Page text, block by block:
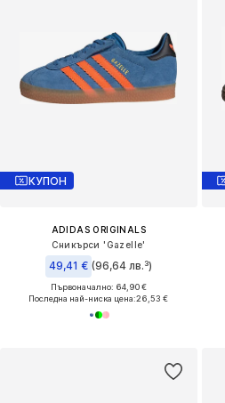
КУПОН
ADIDAS ORIGINALS
Сникърси 'Gazelle'
49,41 € (96,64 лв.³)
Първоначално: 64,90 €
Последна най-ниска цена:26,53 €